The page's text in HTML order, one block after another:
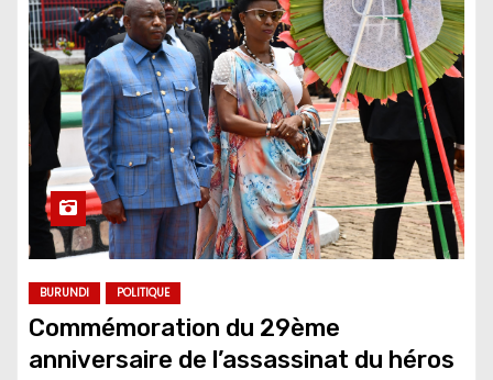
BURUNDI POLITIQUE
Commémoration du 29ème
anniversaire de l’assassinat du héros